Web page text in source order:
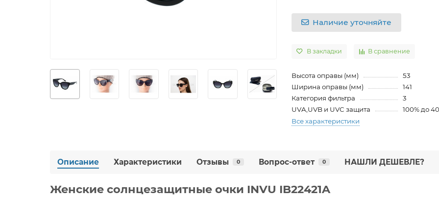
Наличие уточняйте
В закладки В сравнение
Высота оправы (мм)
53
Ширина оправы (мм)
141
Категория фильтра
3
UVA,UVB и UVC защита
100% до
Все характеристики
Описание Характеристики Отзывы 0 Вопрос-ответ 0 НАШЛИ ДЕШЕВЛЕ?
Женские солнцезащитные очки INVU IB22421A